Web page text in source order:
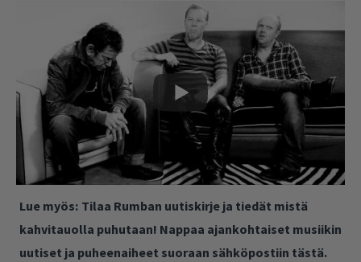
Lue myös: Tilaa Rumban uutiskirje ja tiedät mistä
kahvitauolla puhutaan! Nappaa ajankohtaiset musiikin
uutiset ja puheenaiheet suoraan sähköpostiin tästä.